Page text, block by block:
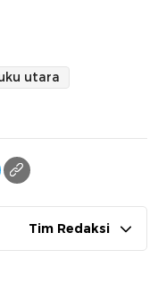
utara
Tim Redaksi